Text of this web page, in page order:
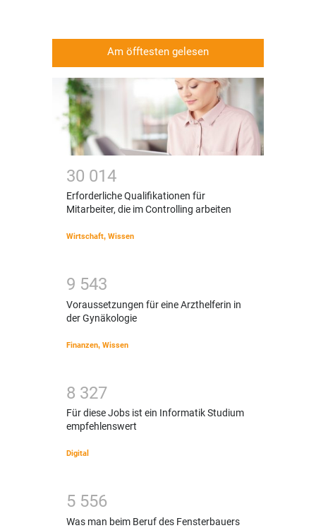
Am öfftesten gelesen
30 014
Erforderliche Qualifikationen für
Mitarbeiter, die im Controlling arbeiten
Wirtschaft, Wissen
9 543
Voraussetzungen für eine Arzthelferin in
der Gynäkologie
Finanzen, Wissen
8 327
Für diese Jobs ist ein Informatik Studium
empfehlenswert
Digital
5 556
Was man beim Beruf des Fensterbauers